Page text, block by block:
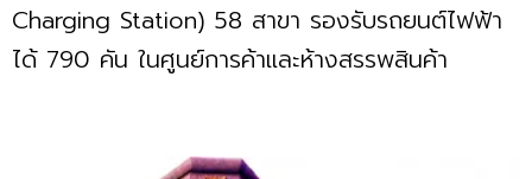
Charging Station) 58 สาขา รองรับรถยนต์ไฟฟ้า
ได้ 790 คัน ในศูนย์การค้าและห้างสรรพสินค้า